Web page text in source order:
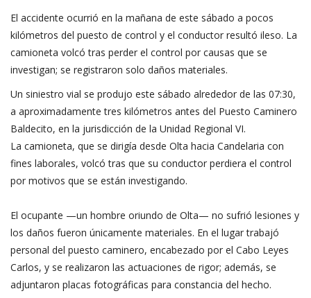
El accidente ocurrió en la mañana de este sábado a pocos
kilómetros del puesto de control y el conductor resultó ileso. La
camioneta volcó tras perder el control por causas que se
investigan; se registraron solo daños materiales.
Un siniestro vial se produjo este sábado alrededor de las 07:30,
a aproximadamente tres kilómetros antes del Puesto Caminero
Baldecito, en la jurisdicción de la Unidad Regional VI.
La camioneta, que se dirigía desde Olta hacia Candelaria con
fines laborales, volcó tras que su conductor perdiera el control
por motivos que se están investigando.
El ocupante —un hombre oriundo de Olta— no sufrió lesiones y
los daños fueron únicamente materiales. En el lugar trabajó
personal del puesto caminero, encabezado por el Cabo Leyes
Carlos, y se realizaron las actuaciones de rigor; además, se
adjuntaron placas fotográficas para constancia del hecho.